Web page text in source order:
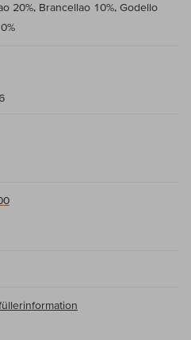
20%, Brancellao 10%, Godello